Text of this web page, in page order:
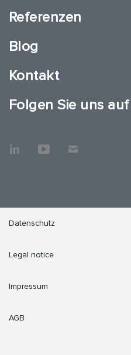
Referenzen
Blog
Kontakt
Folgen Sie uns auf
Datenschutz
Legal notice
Impressum
AGB